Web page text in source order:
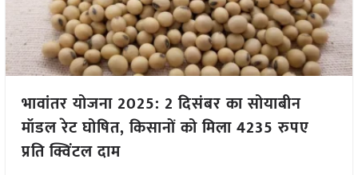
भावांतर योजना 2025: 2 दिसंबर का सोयाबीन
मॉडल रेट घोषित, किसानों को मिला 4235 रुपए
प्रति क्विंटल दाम